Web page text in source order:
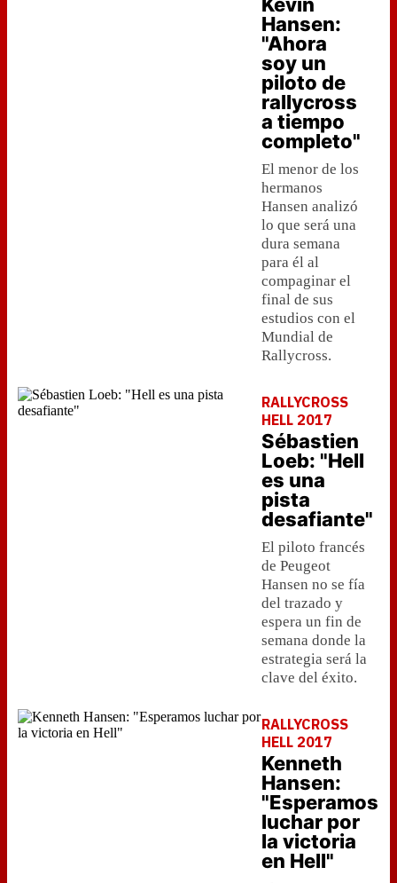
Hansen:
"Ahora
soy un
piloto de
rallycross
a tiempo
completo"
El menor de los
hermanos
Hansen analizó
lo que será una
dura semana
para él al
compaginar el
final de sus
estudios con el
Mundial de
Rallycross.
RALLYCROSS
HELL 2017
Sébastien
Loeb: "Hell
es una
pista
desafiante"
El piloto francés
de Peugeot
Hansen no se fía
del trazado y
espera un fin de
semana donde la
estrategia será la
clave del éxito.
RALLYCROSS
HELL 2017
Kenneth
Hansen:
"Esperamos
luchar por
la victoria
en Hell"